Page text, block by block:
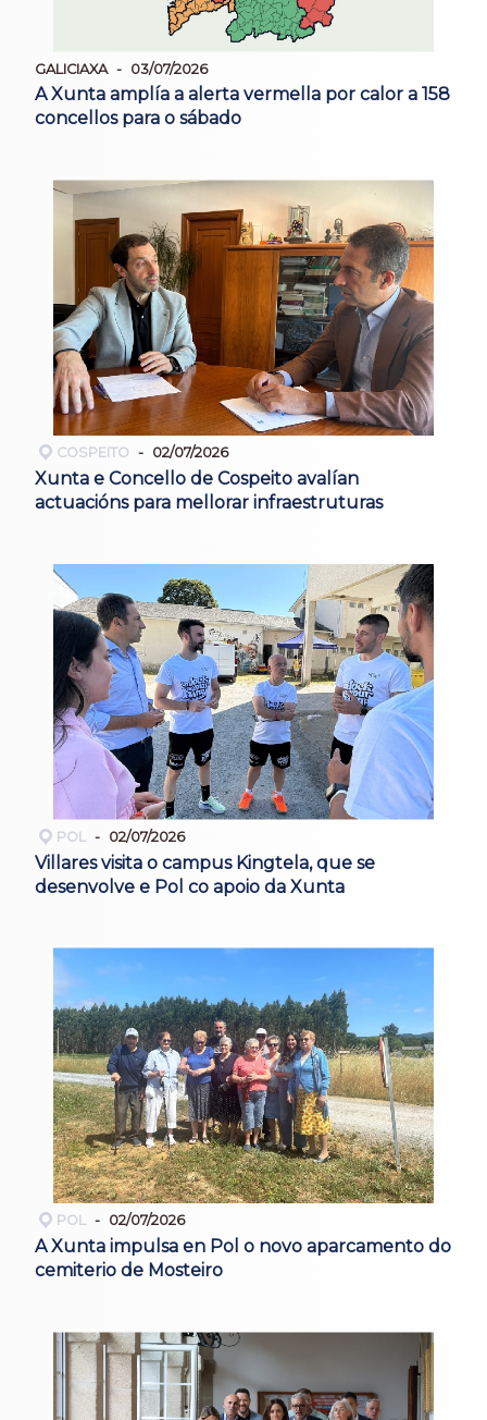
GALICIAXA 03/07/2026
A Xunta amplía a alerta vermella por calor a 158
concellos para o sábado
COSPEITO 02/07/2026
Xunta e Concello de Cospeito avalían
actuacións para mellorar infraestruturas
POL 02/07/2026
Villares visita o campus Kingtela, que se
desenvolve e Pol co apoio da Xunta
POL 02/07/2026
A Xunta impulsa en Pol o novo aparcamento do
cemiterio de Mosteiro